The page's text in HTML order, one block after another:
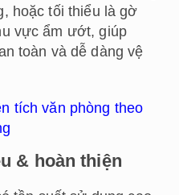
hoặc tối thiểu là gờ
vực ẩm ướt, giúp
toàn và dễ dàng vệ
tích văn phòng theo
& hoàn thiện